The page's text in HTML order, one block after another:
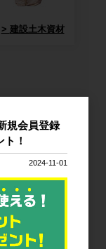
建設土木資材
規会員登録
！
2024-11-01